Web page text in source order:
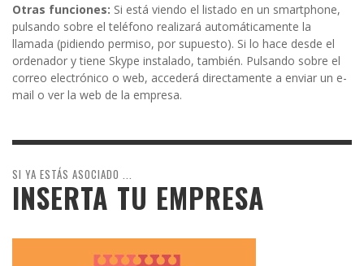
Otras funciones: Si está viendo el listado en un smartphone,
pulsando sobre el teléfono realizará automáticamente la
llamada (pidiendo permiso, por supuesto). Si lo hace desde el
ordenador y tiene Skype instalado, también. Pulsando sobre el
correo electrónico o web, accederá directamente a enviar un e-
mail o ver la web de la empresa.
SI YA ESTÁS ASOCIADO ...
INSERTA TU EMPRESA